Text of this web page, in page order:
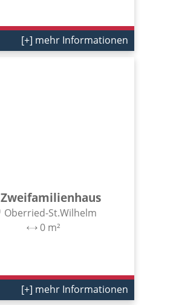
[+] mehr Informationen
Zweifamilienhaus
Oberried-St.Wilhelm
0 m²
[+] mehr Informationen